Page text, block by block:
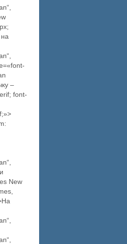
–
font-
New